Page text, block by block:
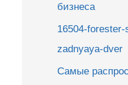
бизнеса
16504-
zadnyaya-dver
Самые